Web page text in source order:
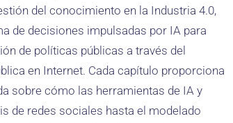
del conocimiento en la Industria 4.0,
de decisiones impulsadas por IA para
de políticas públicas a través del
en Internet. Cada capítulo proporciona
sobre cómo las herramientas de IA y
de redes sociales hasta el modelado